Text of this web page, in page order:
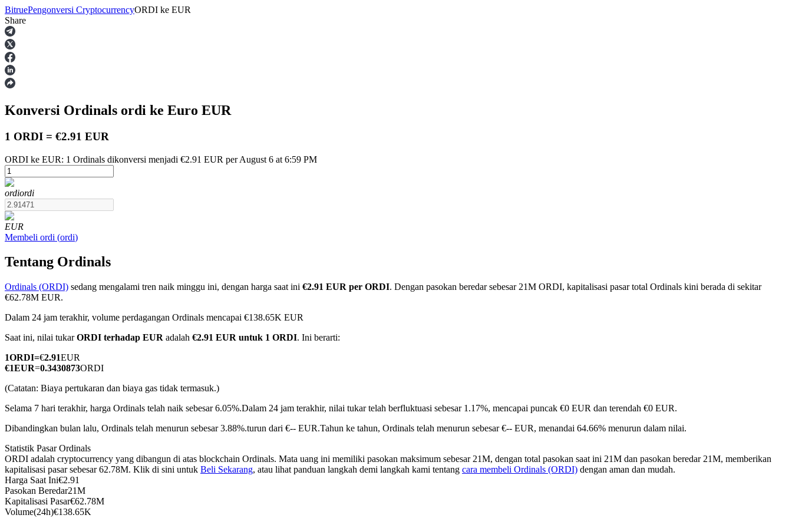
Berjangka
USDT Berjangka
Kontrak berjangka menggunakan USDT sebagai jaminannya
COIN-M Berjangka
Mata Uang Kripto Berjangka
BitruePengonversi CryptocurrencyORDI ke EUR
Share
Konversi Ordinals ordi ke Euro EUR
1 ORDI = €2.91 EUR
ORDI ke EUR: 1 Ordinals dikonversi menjadi €2.91 EUR per August 6 at 6:59 PM
ordiordi
EUR
Membeli ordi (ordi)
Tentang Ordinals
Ordinals (ORDI) sedang mengalami tren naik minggu ini, dengan harga saat ini €2.91 EUR per ORDI. Dengan pasokan beredar sebesar 21M ORDI, kapitalisasi pasar total Ordinals kini berada di sekitar
€62.78M EUR.
Dalam 24 jam terakhir, volume perdagangan Ordinals mencapai €138.65K EUR
Saat ini, nilai tukarORDI terhadap EUR adalah €2.91 EUR untuk 1 ORDI. Ini berarti:
1ORDI=€2.91EUR
€1EUR=0.3430873ORDI
(Catatan: Biaya pertukaran dan biaya gas tidak termasuk.)
Selama 7 hari terakhir, harga Ordinals telah naik sebesar 6.05%.Dalam 24 jam terakhir, nilai tukar telah berfluktuasi sebesar 1.17%, mencapai puncak €0 EUR dan terendah €0 EUR.
Dibandingkan bulan lalu, Ordinals telah menurun sebesar 3.88%.turun dari €-- EUR.Tahun ke tahun, Ordinals telah menurun sebesar €-- EUR, menandai 64.66% menurun dalam nilai.
Statistik Pasar Ordinals
ORDI adalah cryptocurrency yang dibangun di atas blockchain Ordinals. Mata uang ini memiliki pasokan maksimum sebesar 21M, dengan total pasokan saat ini 21M dan pasokan beredar 21M, memberikan
kapitalisasi pasar sebesar 62.78M. Klik di sini untuk Beli Sekarang, atau lihat panduan langkah demi langkah kami tentang cara membeli Ordinals (ORDI) dengan aman dan mudah.
Harga Saat Ini€2.91
Pasokan Beredar21M
Kapitalisasi Pasar€62.78M
Volume(24h)€138.65K